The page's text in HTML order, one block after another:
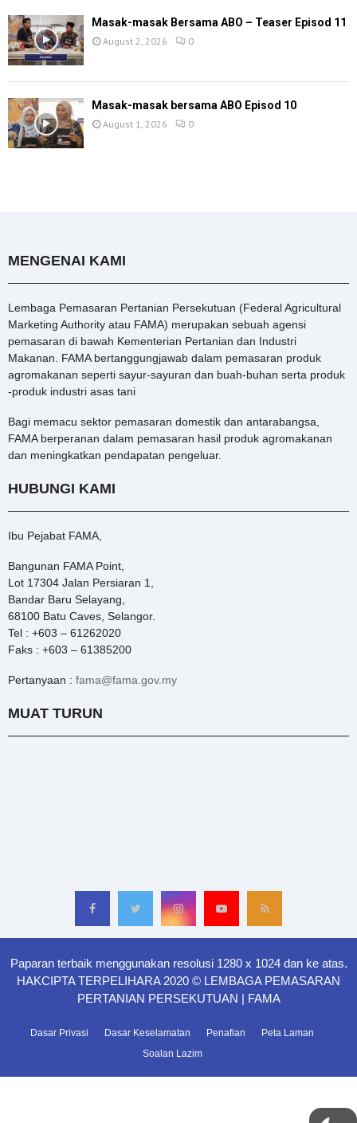
Masak-masak Bersama ABO – Teaser Episod 11
August 2, 2026 0
Masak-masak bersama ABO Episod 10
August 1, 2026 0
MENGENAI KAMI
Lembaga Pemasaran Pertanian Persekutuan (Federal Agricultural
Marketing Authority atau FAMA) merupakan sebuah agensi
pemasaran di bawah Kementerian Pertanian dan Industri
Makanan. FAMA bertanggungjawab dalam pemasaran produk
agromakanan seperti sayur-sayuran dan buah-buhan serta produk
-produk industri asas tani
Bagi memacu sektor pemasaran domestik dan antarabangsa,
FAMA berperanan dalam pemasaran hasil produk agromakanan
dan meningkatkan pendapatan pengeluar.
HUBUNGI KAMI
Ibu Pejabat FAMA,
Bangunan FAMA Point,
Lot 17304 Jalan Persiaran 1,
Bandar Baru Selayang,
68100 Batu Caves, Selangor.
Tel : +603 – 61262020
Faks : +603 – 61385200
Pertanyaan : fama@fama.gov.my
MUAT TURUN
Paparan terbaik menggunakan resolusi 1280 x 1024 dan ke atas.
HAKCIPTA TERPELIHARA 2020 © LEMBAGA PEMASARAN
PERTANIAN PERSEKUTUAN | FAMA
Dasar Privasi Dasar Keselamatan Penafian
Peta Laman
Soalan Lazim